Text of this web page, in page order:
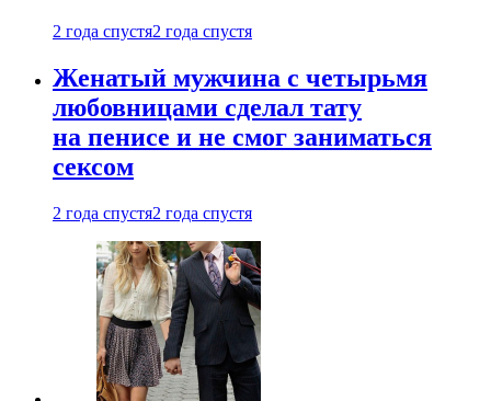
2 года спустя2 года спустя
Женатый мужчина с четырьмя
любовницами сделал тату
на пенисе и не смог заниматься
сексом
2 года спустя2 года спустя